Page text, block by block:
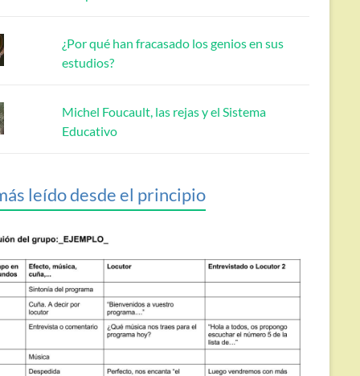
¿Por qué han fracasado los genios en sus
estudios?
Michel Foucault, las rejas y el Sistema
Educativo
leído desde el principio